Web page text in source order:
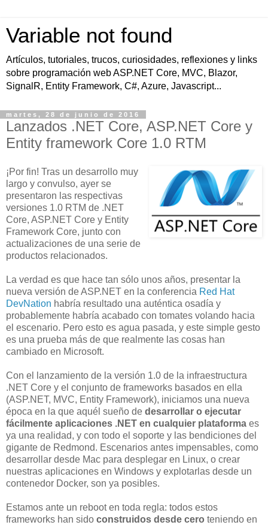
Variable not found
Artículos, tutoriales, trucos, curiosidades, reflexiones y links
sobre programación web ASP.NET Core, MVC, Blazor,
SignalR, Entity Framework, C#, Azure, Javascript...
martes, 28 de junio de 2016
Lanzados .NET Core, ASP.NET Core y
Entity framework Core 1.0 RTM
¡Por fin! Tras un desarrollo muy
largo y convulso, ayer se
presentaron las respectivas
versiones 1.0 RTM de .NET
Core, ASP.NET Core y Entity
Framework Core, junto con
actualizaciones de una serie de
productos relacionados.
La verdad es que hace tan sólo unos años, presentar la
nueva versión de ASP.NET en la conferencia Red Hat
DevNation habría resultado una auténtica osadía y
probablemente habría acabado con tomates volando hacia
el escenario. Pero esto es agua pasada, y este simple gesto
es una prueba más de que realmente las cosas han
cambiado en Microsoft.
Con el lanzamiento de la versión 1.0 de la infraestructura
.NET Core y el conjunto de frameworks basados en ella
(ASP.NET, MVC, Entity Framework), iniciamos una nueva
época en la que aquél sueño de desarrollar o ejecutar
fácilmente aplicaciones .NET en cualquier plataforma es
ya una realidad, y con todo el soporte y las bendiciones del
gigante de Redmond. Escenarios antes impensables, como
desarrollar desde Mac para desplegar en Linux, o crear
nuestras aplicaciones en Windows y explotarlas desde un
contenedor Docker, son ya posibles.
Estamos ante un reboot en toda regla: todos estos
frameworks han sido construidos desde cero teniendo en